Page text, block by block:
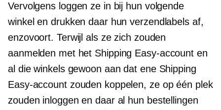
Vervolgens loggen ze in bij hun volgende
winkel en drukken daar hun verzendlabels af,
enzovoort. Terwijl als ze zich zouden
aanmelden met het Shipping Easy-account en
al die winkels gewoon aan dat ene Shipping
Easy-account zouden koppelen, ze op één plek
zouden inloggen en daar al hun bestellingen